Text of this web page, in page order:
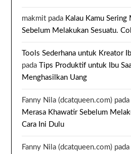
makmit pada Kalau Kamu Sering
Sebelum Melakukan Sesuatu.
Tools Sederhana untuk Kreator
pada
Tips Produktif untuk Ibu
Menghasilkan Uang
Fanny Nila (dcatqueen.com) pada
Merasa Khawatir Sebelum
Cara Ini Dulu
Fanny Nila (dcatqueen.com)